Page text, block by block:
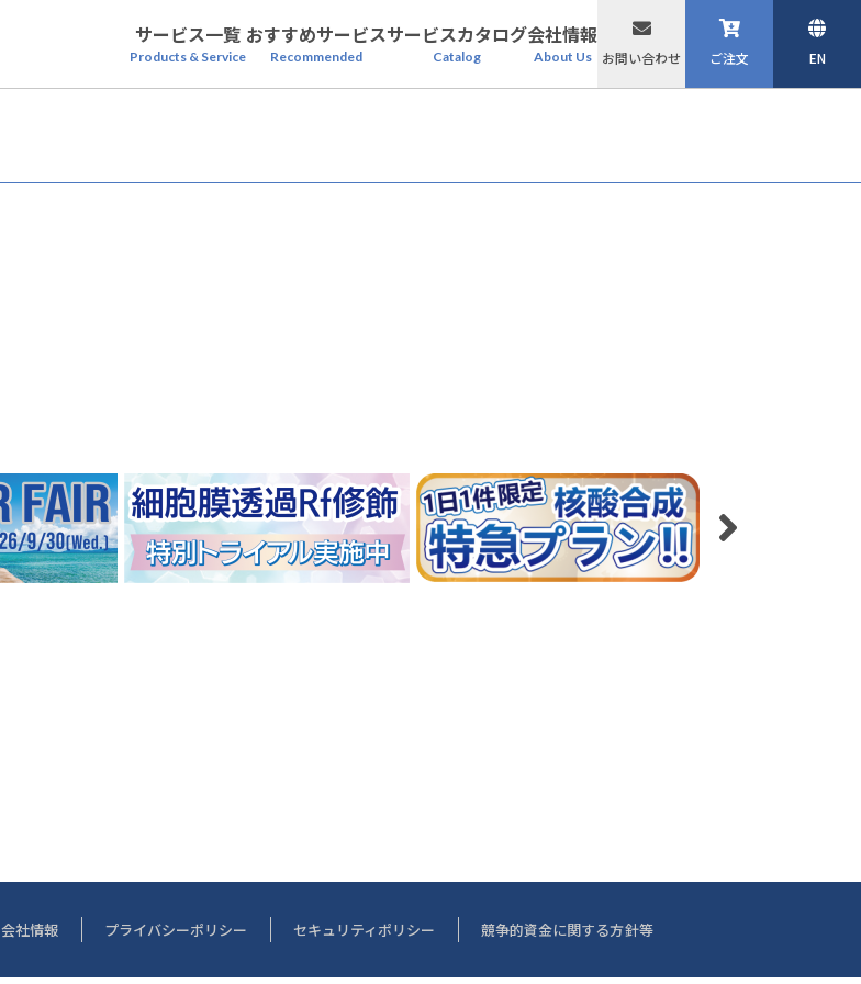
サービス一覧
Products & Service
おすすめサービス
Recommended
サービスカタログ
Catalog
会社情報
About Us お問い合わせ ご注文 EN
会社情報 プライバシーポリシー セキュリティポリシー 競争的資金に関する方針等